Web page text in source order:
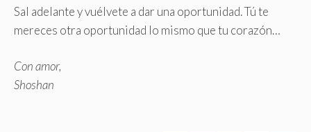
Sal adelante y vuélvete a dar una oportunidad. Tú te
mereces otra oportunidad lo mismo que tu corazón…
Con amor,
Shoshan